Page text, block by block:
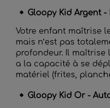
Gloopy Kid Argent -
Votre enfant maîtrise
mais n’est pas
profondeur. Il maîtrise
a la capacité à se
matériel (frites,
Gloopy Kid Or -